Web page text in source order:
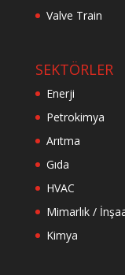
Valve Train
SEKTÖRLER
Enerji
Petrokimya
Arıtma
Gıda
HVAC
Mimarlık /
Kimya